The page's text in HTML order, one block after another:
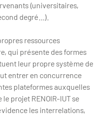
(universitaires,
degré…).
ressources
qui présente des formes
leur propre système de
entrer en concurrence
plateformes auxquelles
le projet RENOIR-IUT se
les interrelations,